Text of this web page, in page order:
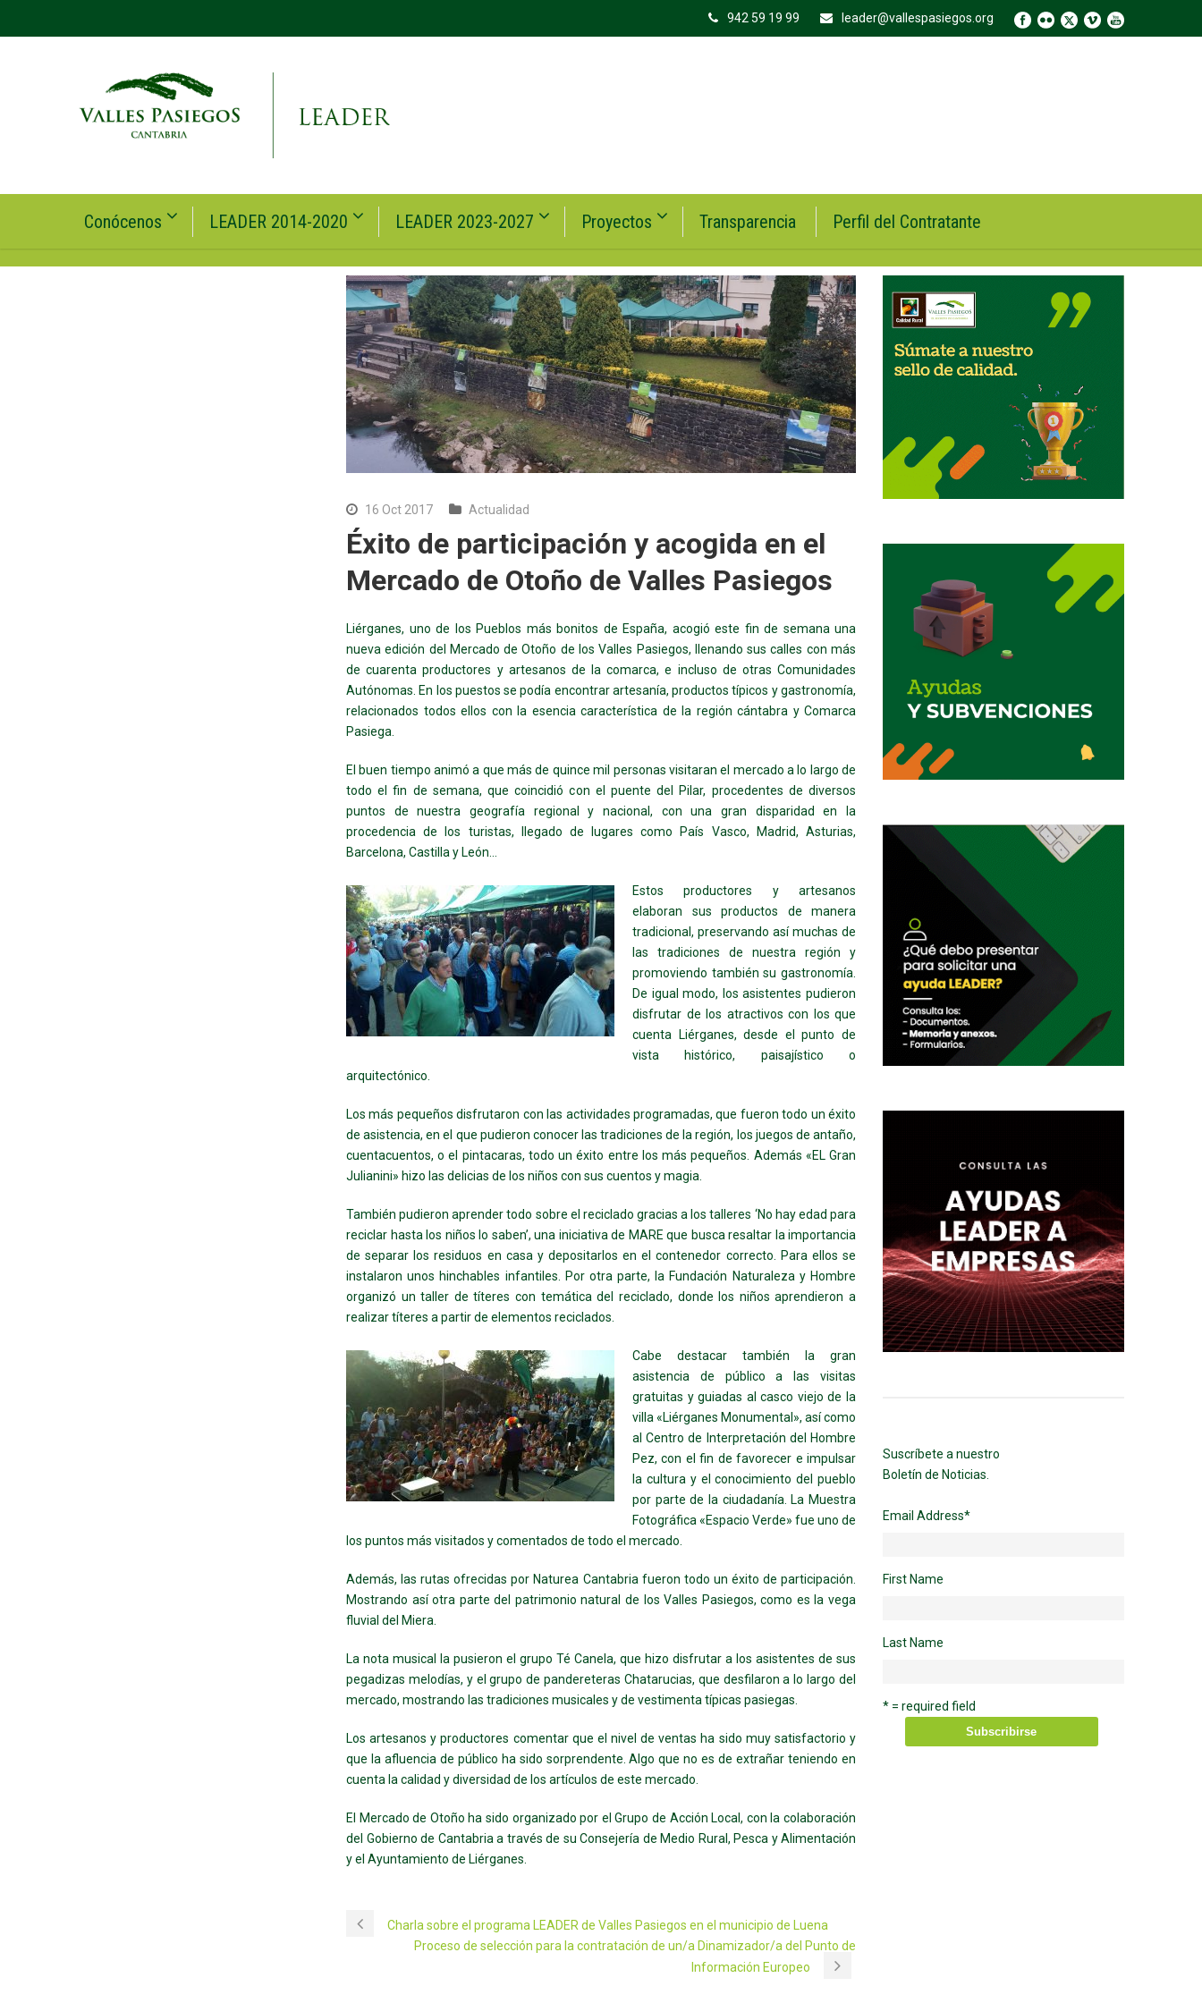
942 59 19 99 leader@vallespasiegos.org
Conócenos LEADER 2014-2020 LEADER 2023-2027 Proyectos Transparencia Perfil del Contratante
16 Oct 2017 Actualidad
Éxito de participación y acogida en el
Mercado de Otoño de Valles Pasiegos
Liérganes, uno de los Pueblos más bonitos de España, acogió este fin de semana una
nueva edición del Mercado de Otoño de los Valles Pasiegos, llenando sus calles con más
de cuarenta productores y artesanos de la comarca, e incluso de otras Comunidades
Autónomas. En los puestos se podía encontrar artesanía, productos típicos y gastronomía,
relacionados todos ellos con la esencia característica de la región cántabra y Comarca
Pasiega.
El buen tiempo animó a que más de quince mil personas visitaran el mercado a lo largo de
todo el fin de semana, que coincidió con el puente del Pilar, procedentes de diversos
puntos de nuestra geografía regional y nacional, con una gran disparidad en la
procedencia de los turistas, llegado de lugares como País Vasco, Madrid, Asturias,
Barcelona, Castilla y León…
Estos productores y artesanos
elaboran sus productos de manera
tradicional, preservando así muchas de
las tradiciones de nuestra región y
promoviendo también su gastronomía.
De igual modo, los asistentes pudieron
disfrutar de los atractivos con los que
cuenta Liérganes, desde el punto de
vista histórico, paisajístico o
arquitectónico.
Los más pequeños disfrutaron con las actividades programadas, que fueron todo un éxito
de asistencia, en el que pudieron conocer las tradiciones de la región, los juegos de antaño,
cuentacuentos, o el pintacaras, todo un éxito entre los más pequeños. Además «EL Gran
Julianini» hizo las delicias de los niños con sus cuentos y magia.
También pudieron aprender todo sobre el reciclado gracias a los talleres ‘No hay edad para
reciclar hasta los niños lo saben’, una iniciativa de MARE que busca resaltar la importancia
de separar los residuos en casa y depositarlos en el contenedor correcto. Para ellos se
instalaron unos hinchables infantiles. Por otra parte, la Fundación Naturaleza y Hombre
organizó un taller de títeres con temática del reciclado, donde los niños aprendieron a
realizar títeres a partir de elementos reciclados.
Cabe destacar también la gran
asistencia de público a las visitas
gratuitas y guiadas al casco viejo de la
villa «Liérganes Monumental», así como
al Centro de Interpretación del Hombre
Pez, con el fin de favorecer e impulsar
la cultura y el conocimiento del pueblo
por parte de la ciudadanía. La Muestra
Fotográfica «Espacio Verde» fue uno de
los puntos más visitados y comentados de todo el mercado.
Además, las rutas ofrecidas por Naturea Cantabria fueron todo un éxito de participación.
Mostrando así otra parte del patrimonio natural de los Valles Pasiegos, como es la vega
fluvial del Miera.
La nota musical la pusieron el grupo Té Canela, que hizo disfrutar a los asistentes de sus
pegadizas melodías, y el grupo de pandereteras Chatarucias, que desfilaron a lo largo del
mercado, mostrando las tradiciones musicales y de vestimenta típicas pasiegas.
Los artesanos y productores comentar que el nivel de ventas ha sido muy satisfactorio y
que la afluencia de público ha sido sorprendente. Algo que no es de extrañar teniendo en
cuenta la calidad y diversidad de los artículos de este mercado.
El Mercado de Otoño ha sido organizado por el Grupo de Acción Local, con la colaboración
del Gobierno de Cantabria a través de su Consejería de Medio Rural, Pesca y Alimentación
y el Ayuntamiento de Liérganes.
Charla sobre el programa LEADER de Valles Pasiegos en el municipio de Luena
Proceso de selección para la contratación de un/a Dinamizador/a del Punto de
Información Europeo
Suscríbete a nuestro
Boletín de Noticias.
Email Address*
First Name
Last Name
* = required field